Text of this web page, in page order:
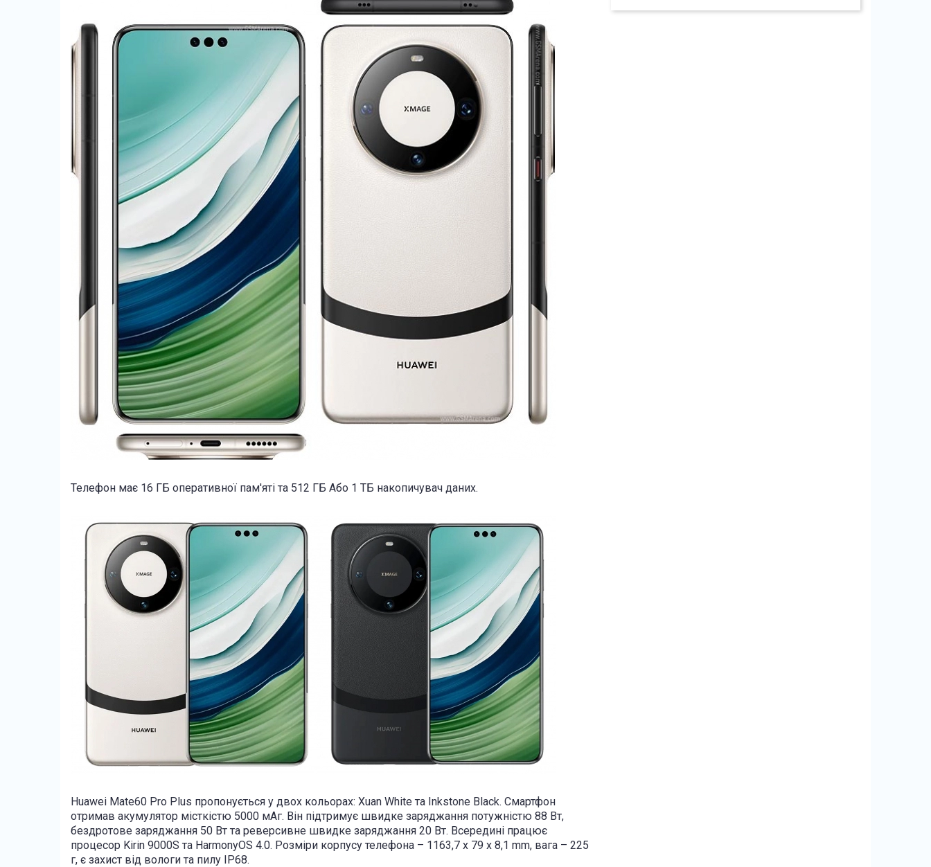
Телефон має 16 ГБ оперативної пам'яті та 512 ГБ Або 1 ТБ накопичувач даних.
Huawei Mate60 Pro Plus пропонується у двох кольорах: Xuan White та Inkstone Black. Смартфон
отримав акумулятор місткістю 5000 мАг. Він підтримує швидке заряджання потужністю 88 Вт,
бездротове заряджання 50 Вт та реверсивне швидке заряджання 20 Вт. Всередині працює
процесор Kirin 9000S та HarmonyOS 4.0. Розміри корпусу телефона – 1163,7 x 79 x 8,1 mm, вага – 225
г, є захист від вологи та пилу IP68.